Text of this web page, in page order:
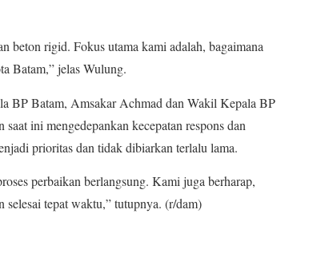
beton rigid. Fokus utama kami adalah, bagaimana
Batam,” jelas Wulung.
BP Batam, Amsakar Achmad dan Wakil Kepala BP
ini mengedepankan kecepatan respons dan
prioritas dan tidak dibiarkan terlalu lama.
perbaikan berlangsung. Kami juga berharap,
selesai tepat waktu,” tutupnya. (r/dam)